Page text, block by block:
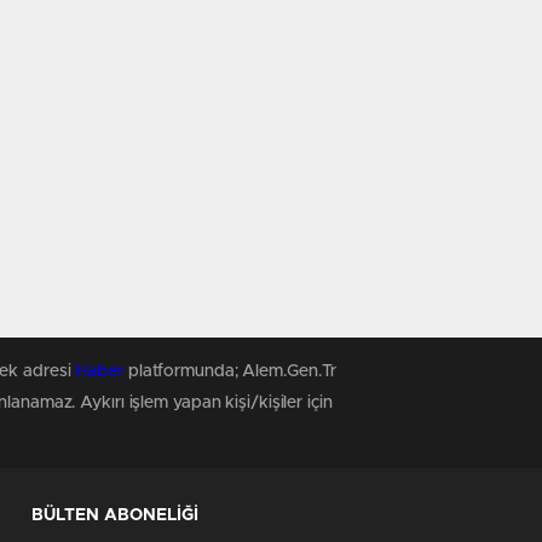
adresi Haberplatformunda; Alem.Gen.Tr
Aykırı işlem yapan kişi/kişiler için
BÜLTEN ABONELİĞİ